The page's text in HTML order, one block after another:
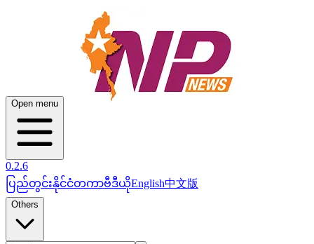
Open menu
0.2.6
ပြည်တွင်းနိုင်ငံတကာဗီဒီယိုEnglish中文版
Others